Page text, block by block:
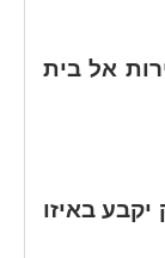
אל בית
באיזו